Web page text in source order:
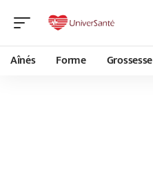
Aînés Forme Grossesse